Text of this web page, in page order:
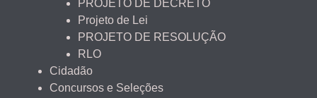
PROJETO DE DECRETO
Projeto de Lei
PROJETO DE RESOLUÇÃO
RLO
Cidadão
Concursos e Seleções